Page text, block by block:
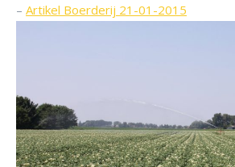
– Artikel Boerderij 21-01-2015